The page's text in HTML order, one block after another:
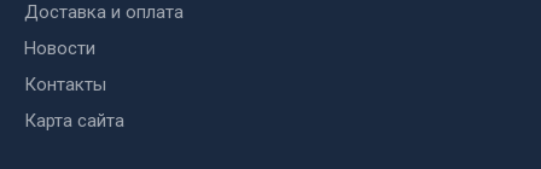
Запчасти ЯМЗ
Двигатель
Доставка и оплата
Новости
Контакты
Карта сайта